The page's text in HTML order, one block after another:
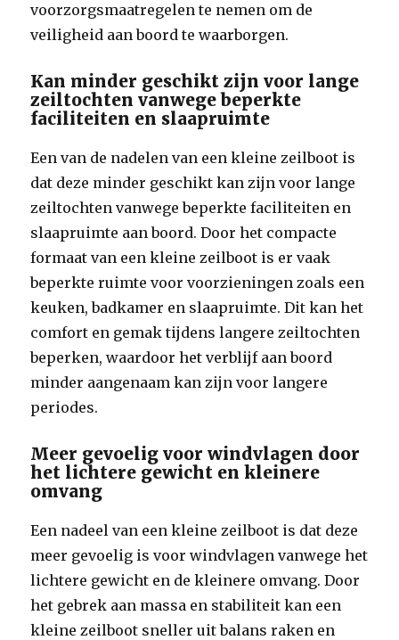
voorzorgsmaatregelen te nemen om de
veiligheid aan boord te waarborgen.
Kan minder geschikt zijn voor lange
zeiltochten vanwege beperkte
faciliteiten en slaapruimte
Een van de nadelen van een kleine zeilboot is
dat deze minder geschikt kan zijn voor lange
zeiltochten vanwege beperkte faciliteiten en
slaapruimte aan boord. Door het compacte
formaat van een kleine zeilboot is er vaak
beperkte ruimte voor voorzieningen zoals een
keuken, badkamer en slaapruimte. Dit kan het
comfort en gemak tijdens langere zeiltochten
beperken, waardoor het verblijf aan boord
minder aangenaam kan zijn voor langere
periodes.
Meer gevoelig voor windvlagen door
het lichtere gewicht en kleinere
omvang
Een nadeel van een kleine zeilboot is dat deze
meer gevoelig is voor windvlagen vanwege het
lichtere gewicht en de kleinere omvang. Door
het gebrek aan massa en stabiliteit kan een
kleine zeilboot sneller uit balans raken en